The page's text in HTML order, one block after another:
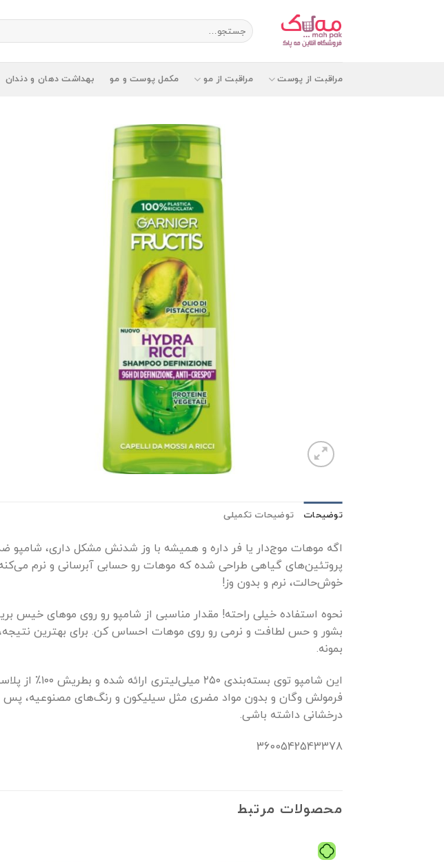
جستجو
برای:
مراقبت از پوست مراقبت از مو مکمل پوست و مو بهداشت دهان و دندان
توضیحات توضیحات تکمیلی
اگه موهات موج‌دار یا فر داره و همیشه با وز شدنش مشکل داری، شامپو
خوش‌حالت، نرم و بدون وز!
نحوه استفاده خیلی راحته! مقدار مناسبی از شامپو رو روی موهای خیس
بشور و حس لطافت و نرمی رو روی موهات احساس کن. برای بهترین
بمونه.
این شامپو
فرمولش وگان و بدون مواد مضری مثل سیلیکون و رنگ‌های مصنوعیه،
درخشانی داشته باشی.
3600542543378
محصولات مرتبط